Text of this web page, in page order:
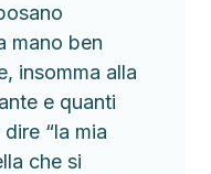
mano ben
insomma alla
e quanti
“la mia
che si